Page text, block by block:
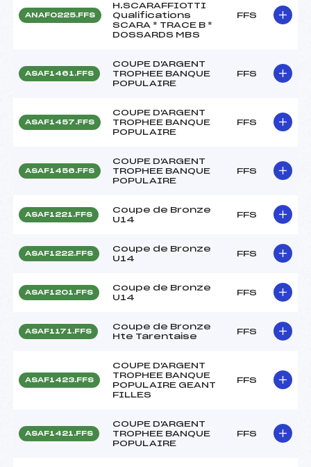
ANAF0225.FFS
H.SCARAFFIOTTI
Qualifications
SCARA * TRACE B *
DOSSARDS MBS
FFS
ASAF1461.FFS
COUPE D'ARGENT
TROPHEE BANQUE
POPULAIRE
FFS
ASAF1457.FFS
COUPE D'ARGENT
TROPHEE BANQUE
POPULAIRE
FFS
ASAF1456.FFS
COUPE D'ARGENT
TROPHEE BANQUE
POPULAIRE
FFS
ASAF1221.FFS
Coupe de Bronze
U14
FFS
ASAF1222.FFS
Coupe de Bronze
U14
FFS
ASAF1201.FFS
Coupe de Bronze
U14
FFS
ASAF1171.FFS
Coupe de Bronze
Hte Tarentaise
FFS
ASAF1423.FFS
COUPE D'ARGENT
TROPHEE BANQUE
POPULAIRE GEANT
FILLES
FFS
ASAF1421.FFS
COUPE D'ARGENT
TROPHEE BANQUE
POPULAIRE
FFS